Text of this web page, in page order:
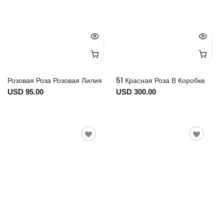
Розовая Роза Розовая Лилия
USD 95.00
51 Красная Роза В Коробке
USD 300.00